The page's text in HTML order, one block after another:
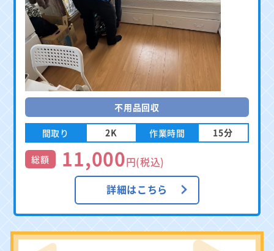
不用品回収
間取り 2K 作業時間 15分
総額 11,000円(税込)
詳細はこちら